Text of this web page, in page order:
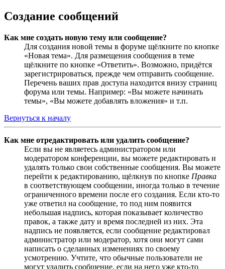
Создание сообщений
Как мне создать новую тему или сообщение?
Для создания новой темы в форуме щёлкните по кнопке
«Новая тема». Для размещения сообщения в теме
щёлкните по кнопке «Ответить». Возможно, придётся
зарегистрироваться, прежде чем отправить сообщение.
Перечень ваших прав доступа находится внизу страниц
форума или темы. Например: «Вы можете начинать
темы», «Вы можете добавлять вложения» и т.п.
Вернуться к началу
Как мне отредактировать или удалить сообщение?
Если вы не являетесь администратором или
модератором конференции, вы можете редактировать и
удалять только свои собственные сообщения. Вы можете
перейти к редактированию, щёлкнув по кнопке Правка
в соответствующем сообщении, иногда только в течение
ограниченного времени после его создания. Если кто-то
уже ответил на сообщение, то под ним появится
небольшая надпись, которая показывает количество
правок, а также дату и время последней из них. Эта
надпись не появляется, если сообщение редактировал
администратор или модератор, хотя они могут сами
написать о сделанных изменениях по своему
усмотрению. Учтите, что обычные пользователи не
могут удалить сообщение, если на него уже кто-то